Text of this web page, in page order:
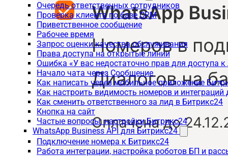
Очередь ответственных сотрудников
Проверка клиента по базе CRM
Приветственное сообщение
Рабочее время
Запрос оценки качества обслуживания
Права доступа на открытые линии
Ошибка «У вас недостаточно прав для доступа
Начало чата через Сообщение
Как написать через мобильное приложение
Как настроить видимость номеров и
Как сменить ответственного за лид в Битрикс24
Кнопка на сайт
Частые вопросы: настройки Битрикс24
WhatsApp Business API для Битрикс24
Подключение номера к Битрикс24
Работа интеграции, настройка роботов БП и